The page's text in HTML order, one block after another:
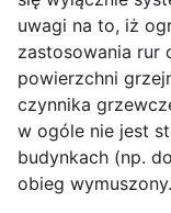
uwagi na to, iż
zastosowania rur
powierzchni
czynnika
w ogóle nie jest
budynkach (np.
obieg wymuszony.